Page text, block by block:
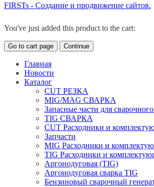
FIRSTs - Создание и продвижение сайтов.
You've just added this product to the cart:
Go to cart page Continue
Главная
Новости
Каталог
CUT РЕЗКА
MIG/MAG СВАРКА
Запасные части для
TIG СВАРКА
CUT Расходники и
Запчасти
MIG Расходники и
TIG Расходники и
Аргонодуговая (TIG)
Аргонодуговая сварка TIG
Бензиновый сварочный